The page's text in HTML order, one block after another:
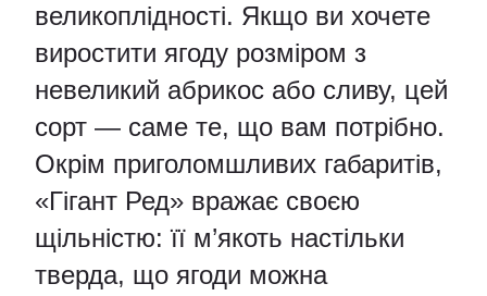
великоплідності. Якщо ви хочете
виростити ягоду розміром з
невеликий абрикос або сливу, цей
сорт — саме те, що вам потрібно.
Окрім приголомшливих габаритів,
«Гігант Ред» вражає своєю
щільністю: її м’якоть настільки
тверда, що ягоди можна